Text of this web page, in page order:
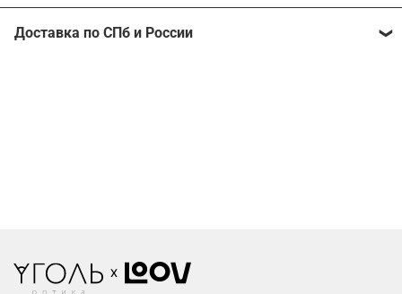
Расчитать стоимость ваших линз поможет
Доставка по СПб и России